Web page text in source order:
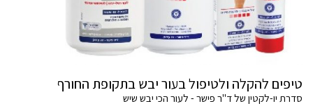
טיפים להקלה ולטיפול בעור יבש בתקופת החורף
סדרת יו-לקטין של ד"ר פישר - לעור הכי יבש שיש